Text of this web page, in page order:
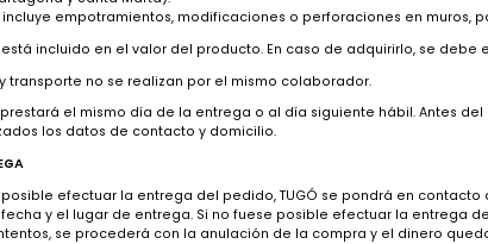
productos de diferentes vendedores, estos tendrán
producto se notifica si está disponible para su entrega y la
estado del producto y/o caja y las cantidades entregadas.
consignada con letra legible en la remesa firmada a la
en horas específicas, ni domingos o feriados. No se
de armado, sólo está disponible en aquellas ciudades en
Cartagena y Santa Marta).
no incluye empotramientos, modificaciones o